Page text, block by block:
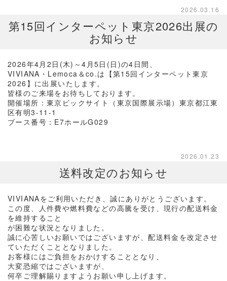
2026.03.16
第15回インターペット東京2026出展の
お知らせ
2026年4月2日(木)～4月5日(日)の4日間、
VIVIANA・Lemoca＆co.は【第15回インターペット東京
2026】に出展いたします。
皆様のご来場をお待ちしております。
開催場所：東京ビックサイト（東京国際展示場）東京都江東
区有明3-11-1
ブース番号：E7ホールG029
2026.01.23
送料改定のお知らせ
VIVIANAをご利用いただき、誠にありがとうございます。
この度、人件費や燃料費などの高騰を受け、現行の配送料金
を維持すること
が困難な状況となりました。
誠に心苦しいお願いではございますが、配送料金を改定させ
ていただくこととなりました。
お客様にはご負担をおかけすることとなり、
大変恐縮ではございますが、
何卒ご理解賜りますようお願い申し上げます。